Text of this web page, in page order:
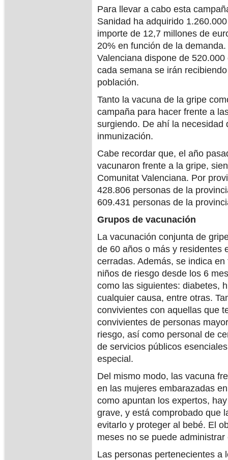
Para llevar a cabo esta
Sanidad ha adquirido
importe de 12,7 millones de
20% en función de la
Valenciana dispone de
cada semana se irán
población.
Tanto la vacuna de la gripe
campaña para hacer frente a
surgiendo. De ahí la necesidad
inmunización.
Cabe recordar que, el año
vacunaron frente a la gripe,
Comunitat Valenciana. Por
428.806 personas de la
609.431 personas de la
Grupos de vacunación
La vacunación conjunta de
de 60 años o más y residentes
cerradas. Además, se indica
niños de riesgo desde los 6
como las siguientes: diabetes,
cualquier causa, entre otras.
convivientes con aquellas que
convivientes de personas
riesgo, así como personal de
de servicios públicos
especial.
Del mismo modo, las vacuna
en las mujeres embarazadas
como apuntan los expertos,
grave, y está comprobado que
evitarlo y proteger al bebé. El
meses no se puede
Las personas pertenecientes a